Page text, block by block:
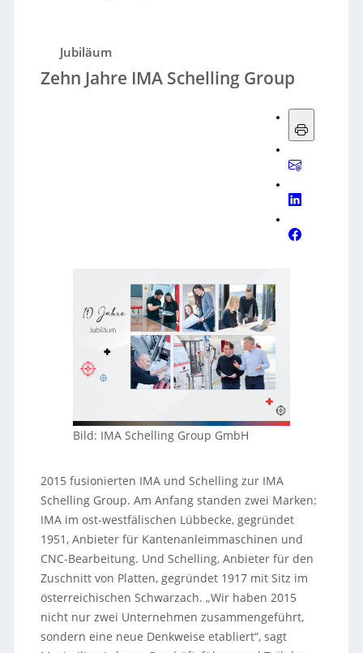
Jubiläum
Zehn Jahre IMA Schelling Group
Bild: IMA Schelling Group GmbH
2015 fusionierten IMA und Schelling zur IMA
Schelling Group. Am Anfang standen zwei Marken:
IMA im ost-westfälischen Lübbecke, gegründet
1951, Anbieter für Kantenanleimmaschinen und
CNC-Bearbeitung. Und Schelling, Anbieter für den
Zuschnitt von Platten, gegründet 1917 mit Sitz im
österreichischen Schwarzach. „Wir haben 2015
nicht nur zwei Unternehmen zusammengeführt,
sondern eine neue Denkweise etabliert“, sagt